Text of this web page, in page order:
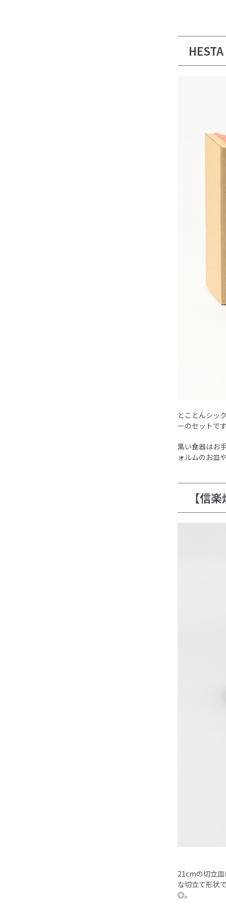
とことんシッ
ーのセットで
黒い食器はお
ォルムのお皿
【信楽
21cmの切立
な切立て形状
◎。